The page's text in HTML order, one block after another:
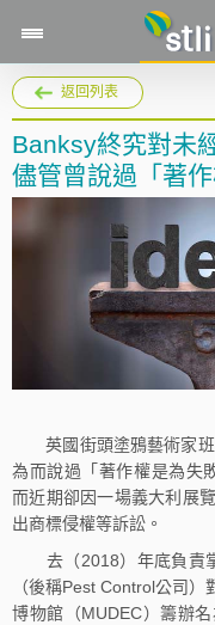
返回列表
Banksy終究對未
儘管曾說過「著
英國街頭塗鴉藝術家班
為而說過「著作權是為失
而近期卻因一場義大利展
出商標侵權等訴訟。
去（2018）年底負責掌
（後稱Pest Control公司
博物館（MUDEC）籌辦